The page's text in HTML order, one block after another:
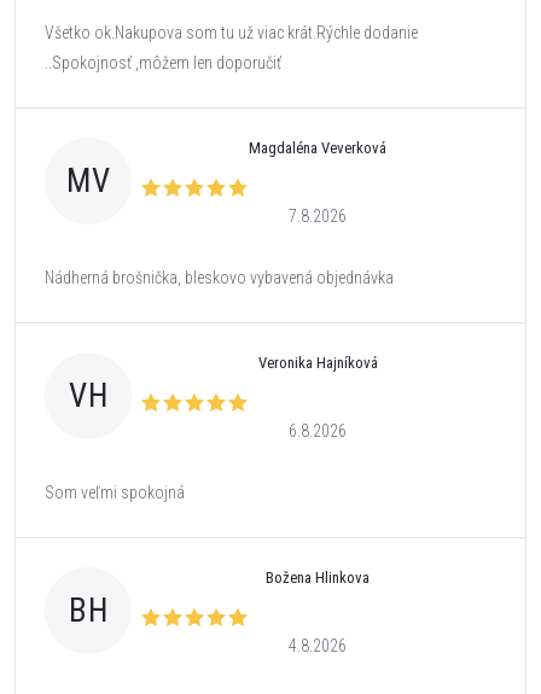
Všetko ok.Nakupova som tu už viac krát.Rýchle dodanie
..Spokojnosť ,môžem len doporučiť
MV
Magdaléna Veverková
7.8.2026
Nádherná brošnička, bleskovo vybavená objednávka
VH
Veronika Hajníková
6.8.2026
Som veľmi spokojná
BH
Božena Hlinkova
4.8.2026